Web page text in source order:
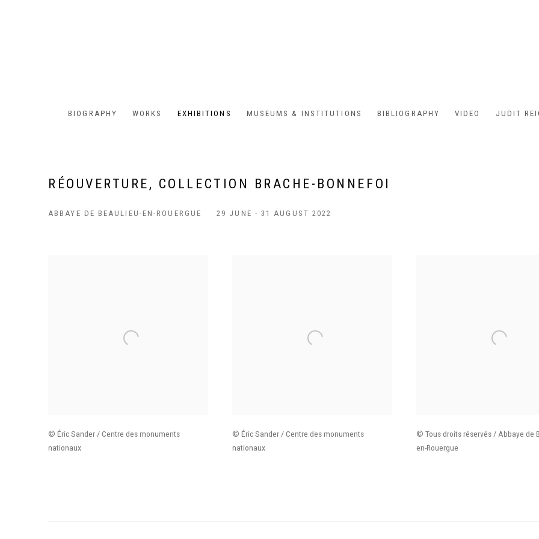
BIOGRAPHY WORKS EXHIBITIONS MUSEUMS & INSTITUTIONS BIBLIOGRAPHY VIDEO JUDIT
RÉOUVERTURE, COLLECTION BRACHE-BONNEFOI
ABBAYE DE BEAULIEU-EN-ROUERGUE 29 JUNE - 31 AUGUST 2022
© Éric Sander / Centre des monuments
nationaux
© Éric Sander / Centre des monuments
nationaux
© Tous droits réservés / Abbaye de
en-Rouergue